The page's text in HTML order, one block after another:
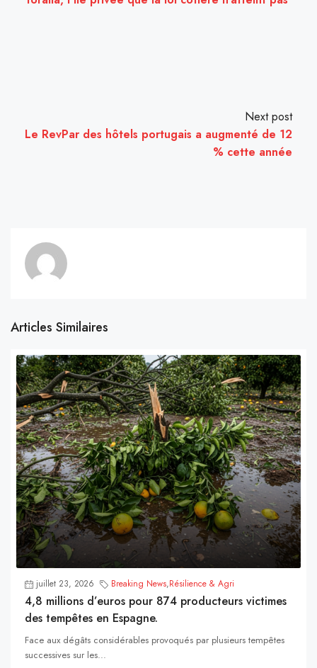
Next post
Le RevPar des hôtels portugais a augmenté de 12
% cette année
Articles Similaires
juillet 23, 2026 Breaking News,Résilience & Agri
4,8 millions d’euros pour 874 producteurs victimes
des tempêtes en Espagne.
Face aux dégâts considérables provoqués par plusieurs tempêtes
successives sur les...